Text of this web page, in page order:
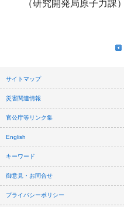
（研究開発局原子力課）
サイトマップ
災害関連情報
官公庁等リンク集
English
キーワード
御意見・お問合せ
プライバシーポリシー